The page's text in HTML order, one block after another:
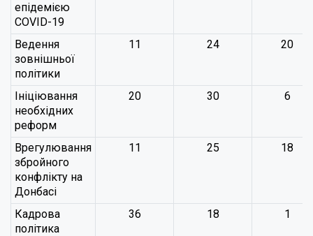
епідемією
COVID-19
Ведення
зовнішньої
політики
11 24 20
Ініціювання
необхідних
реформ
20 30 6
Врегулювання
збройного
конфлікту на
Донбасі
11 25 18
Кадрова
політика
36 18 1